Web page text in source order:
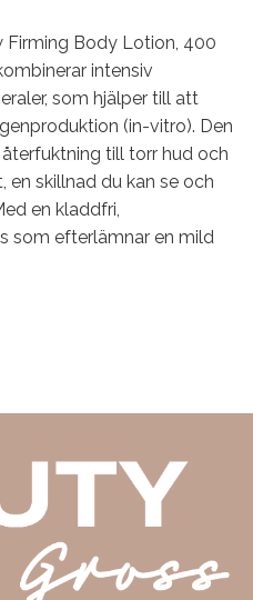
Firming Body Lotion, 400
intensiv
som hjälper till att
(in-vitro). Den
till torr hud och
en skillnad du kan se och
en kladdfri,
som efterlämnar en mild